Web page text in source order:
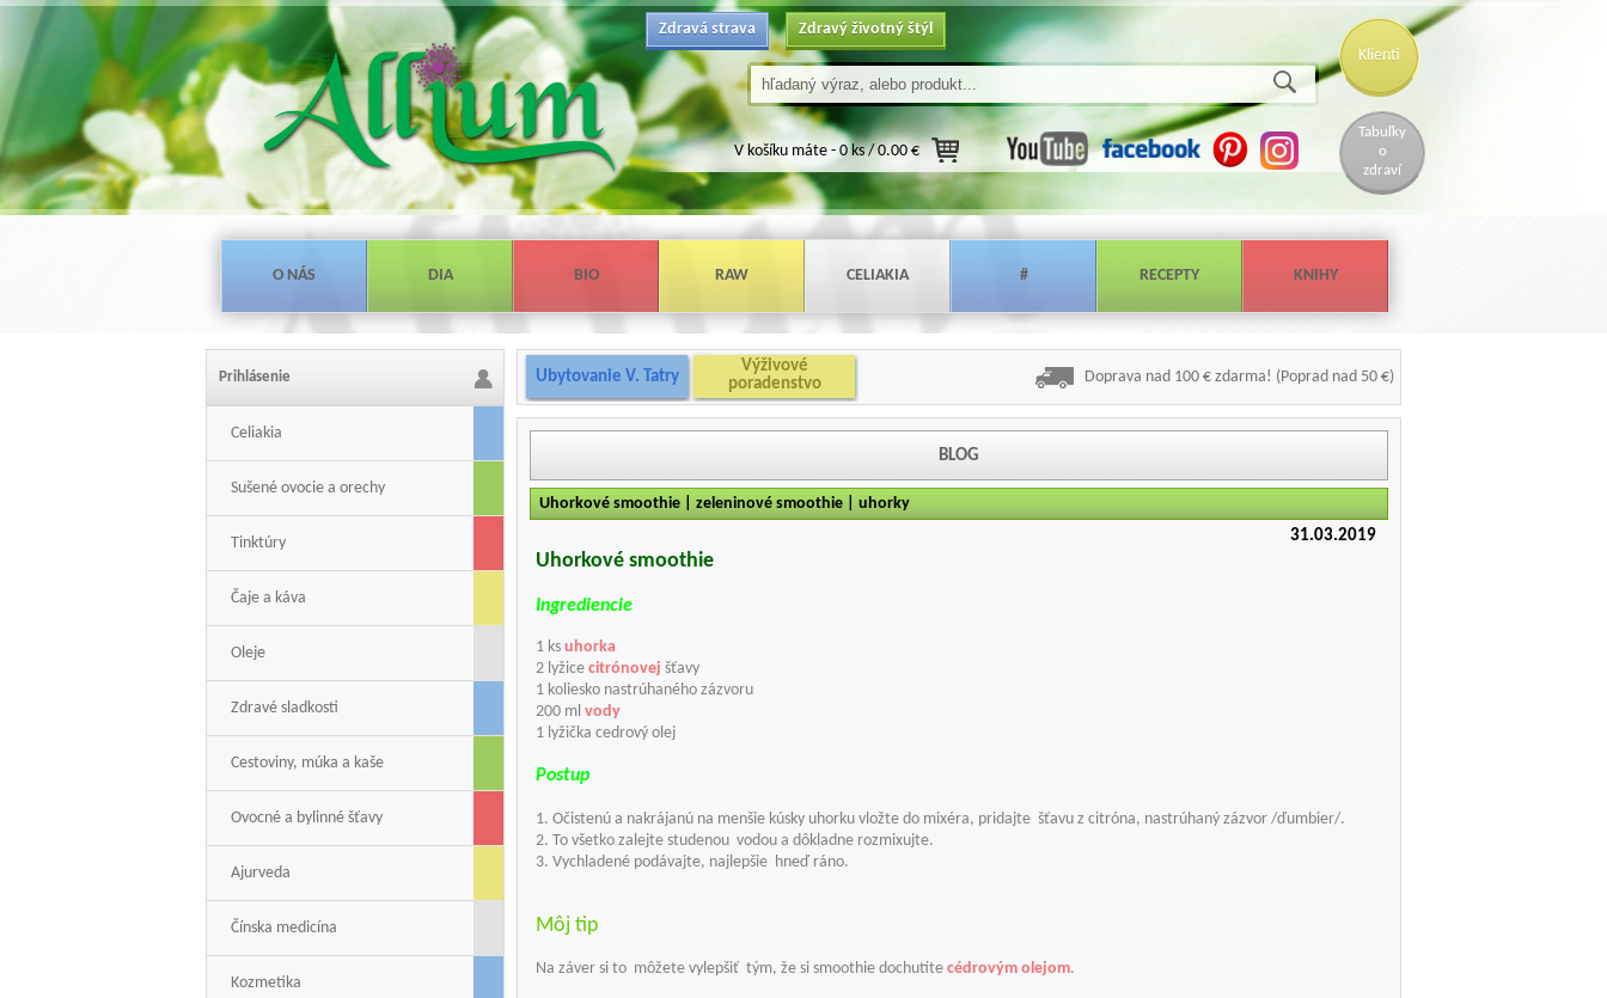
Klienti
Zdravá strava Zdravý životný štýl
V košíku máte - 0 ks / 0.00 €
Tabuľky
o
zdraví
O NÁS DIA BIO RAW CELIAKIA # RECEPTY KNIHY
Prihlásenie
Celiakia
Sušené ovocie a orechy
Tinktúry
Čaje a káva
Oleje
Zdravé sladkosti
Cestoviny, múka a kaše
Ovocné a bylinné šťavy
Ajurveda
Čínska medicína
Kozmetika
Ubytovanie V. Tatry
Výživové
poradenstvo
Doprava nad 100 € zdarma! (Poprad nad 50 €)
BLOG
Uhorkové smoothie | zeleninové smoothie | uhorky
31.03.2019
Uhorkové smoothie
Ingrediencie
1 ks uhorka
2 lyžice citrónovej šťavy
1 koliesko nastrúhaného zázvoru
200 ml vody
1 lyžička cedrový olej
Postup
1. Očistenú a nakrájanú na menšie kúsky uhorku vložte do mixéra, pridajte šťavu z citróna, nastrúhaný zázvor /ďumbier/.
2. To všetko zalejte studenou vodou a dôkladne rozmixujte.
3. Vychladené podávajte, najlepšie hneď ráno.
Môj tip
Na záver si to môžete vylepšiť tým, že si smoothie dochutíte cédrovým olejom.